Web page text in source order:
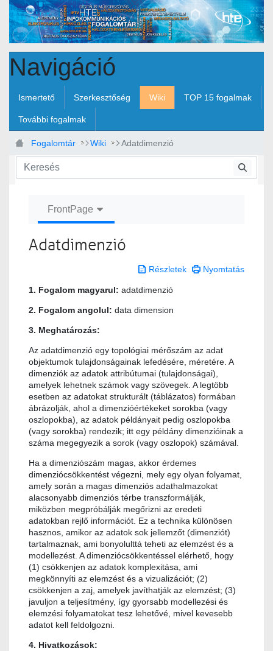
Ugrás a fő tartalomhoz
Navigáció
Ismertető Szerkesztőség Wiki TOP 15 fogalmak
További fogalmak
Fogalomtár Wiki Adatdimenzió
FrontPage
Adatdimenzió
Részletek Nyomtatás
1. Fogalom magyarul: adatdimenzió
2. Fogalom angolul: data dimension
3. Meghatározás:
Az adatdimenzió egy topológiai mérőszám az adat
objektumok tulajdonságainak lefedésére, méretére. A
dimenziók az adatok attribútumai (tulajdonságai),
amelyek lehetnek számok vagy szövegek. A legtöbb
esetben az adatokat strukturált (táblázatos) formában
ábrázolják, ahol a dimenzióértékeket sorokba (vagy
oszlopokba), az adatok példányait pedig oszlopokba
(vagy sorokba) rendezik; itt egy példány dimenzióinak a
száma megegyezik a sorok (vagy oszlopok) számával.
Ha a dimenziószám magas, akkor érdemes
dimenziócsökkentést végezni, mely egy olyan folyamat,
amely során a magas dimenziós adathalmazokat
alacsonyabb dimenziós térbe transzformálják,
miközben megpróbálják megőrizni az eredeti
adatokban rejlő információt. Ez a technika különösen
hasznos, amikor az adatok sok jellemzőt (dimenziót)
tartalmaznak, ami bonyolulttá teheti az elemzést és a
modellezést. A dimenziócsökkentéssel elérhető, hogy
(1) csökkenjen az adatok komplexitása, ami
megkönnyíti az elemzést és a vizualizációt; (2)
csökkenjen a zaj, amelyek javíthatják az elemzést; (3)
javuljon a teljesítmény, így gyorsabb modellezési és
elemzési folyamatokat tesz lehetővé, mivel kevesebb
adatot kell feldolgozni.
4. Hivatkozások: